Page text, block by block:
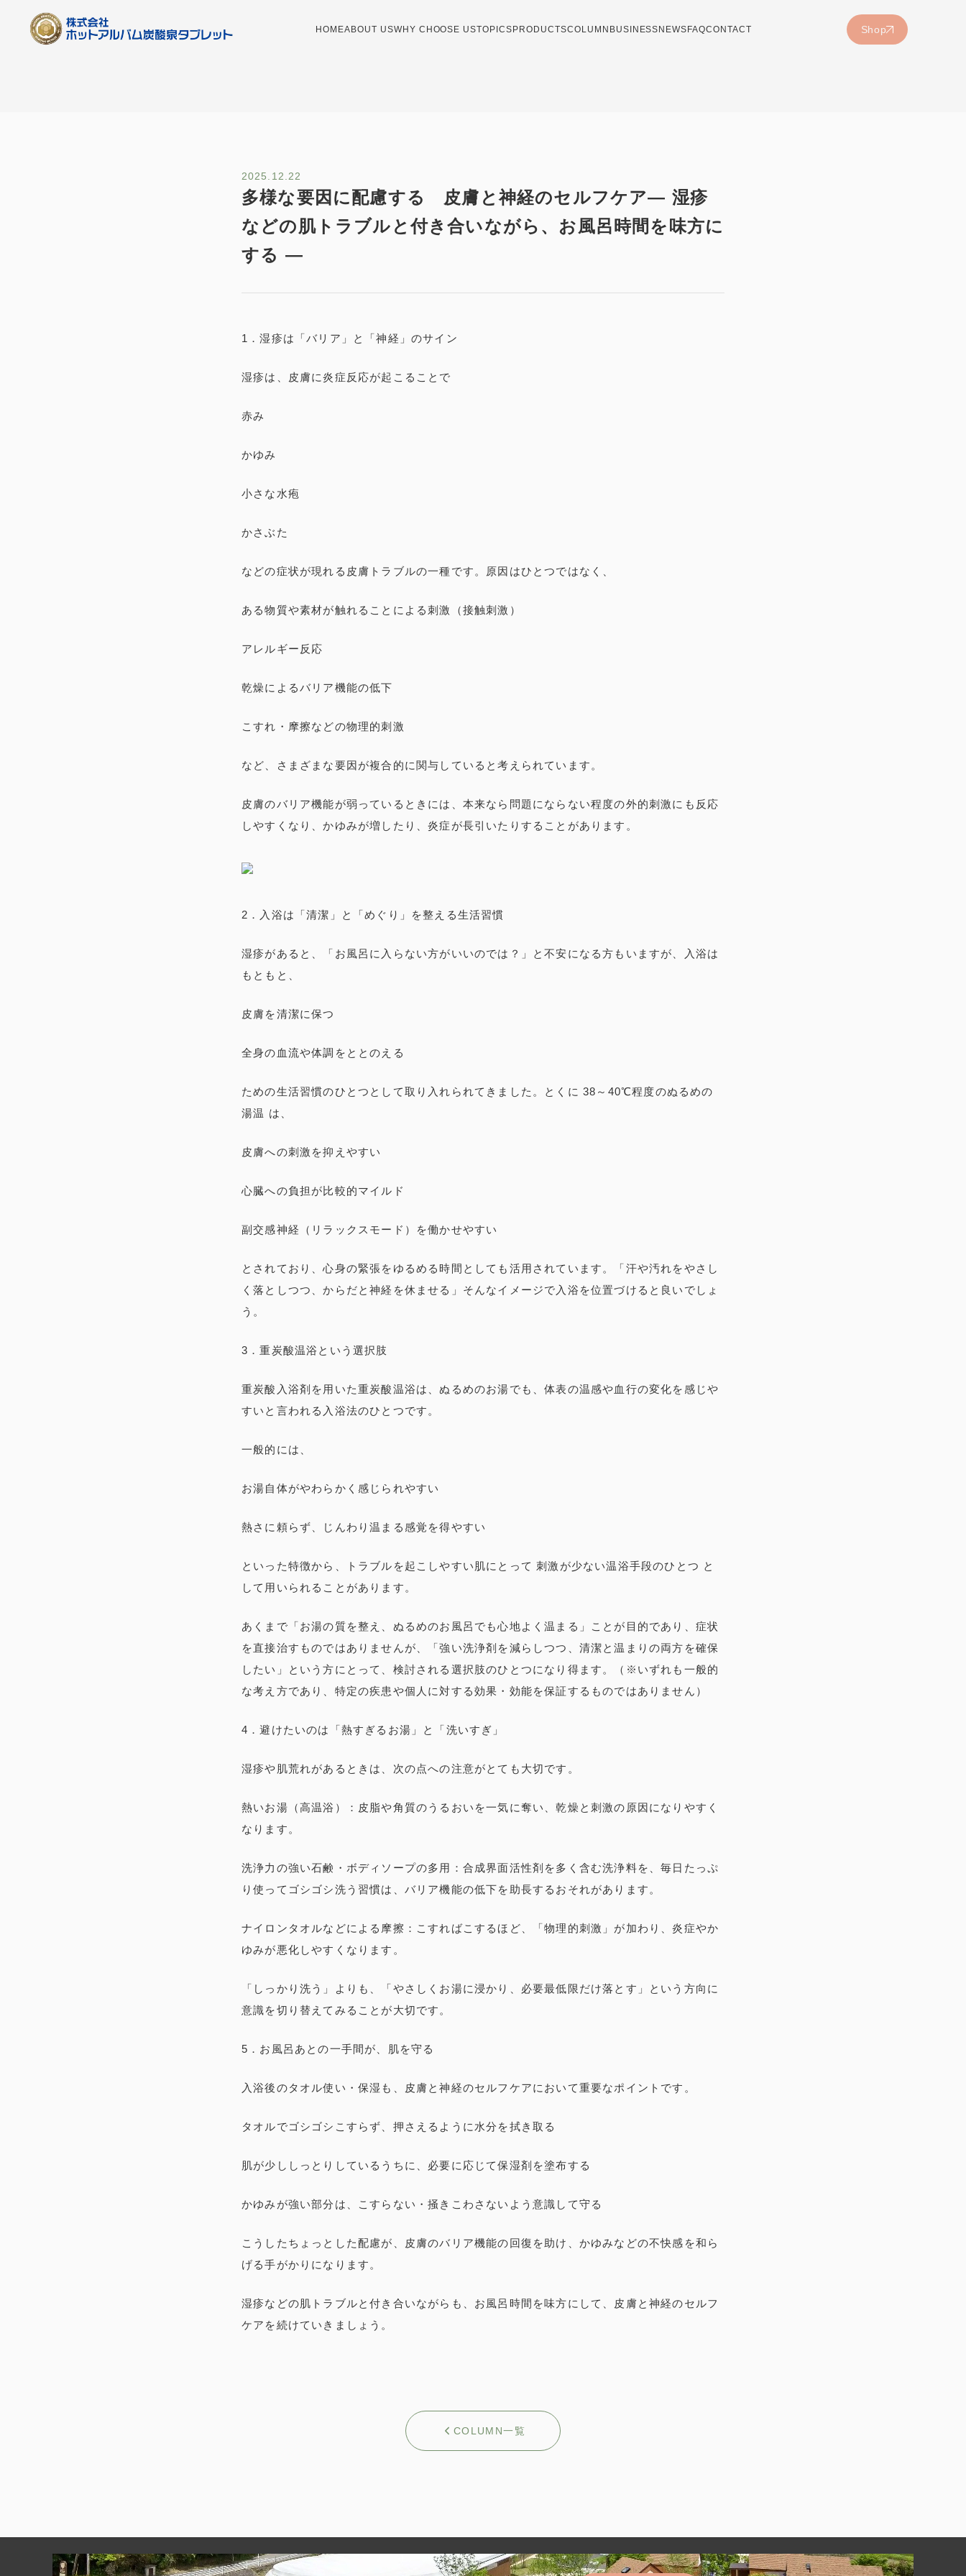
HOMEABOUT USWHY CHOOSE USTOPICS PRODUCTSCOLUMN BUSINESS NEWS FAQCONTACT Shop
2025.12.22
多様な要因に配慮する 皮膚と神経のセルフケア― 湿疹
などの肌トラブルと付き合いながら、お風呂時間を味方に
する ―
1．湿疹は「バリア」と「神経」のサイン
湿疹は、皮膚に炎症反応が起こることで
赤み
かゆみ
小さな水疱
かさぶた
などの症状が現れる皮膚トラブルの一種です。原因はひとつではなく、
ある物質や素材が触れることによる刺激（接触刺激）
アレルギー反応
乾燥によるバリア機能の低下
こすれ・摩擦などの物理的刺激
など、さまざまな要因が複合的に関与していると考えられています。
皮膚のバリア機能が弱っているときには、本来なら問題にならない程度の外的刺激にも反応
しやすくなり、かゆみが増したり、炎症が長引いたりすることがあります。
2．入浴は「清潔」と「めぐり」を整える生活習慣
湿疹があると、「お風呂に入らない方がいいのでは？」と不安になる方もいますが、入浴は
もともと、
皮膚を清潔に保つ
全身の血流や体調をととのえる
ための生活習慣のひとつとして取り入れられてきました。とくに 38～40℃程度のぬるめの
湯温 は、
皮膚への刺激を抑えやすい
心臓への負担が比較的マイルド
副交感神経（リラックスモード）を働かせやすい
とされており、心身の緊張をゆるめる時間としても活用されています。「汗や汚れをやさし
く落としつつ、からだと神経を休ませる」そんなイメージで入浴を位置づけると良いでしょ
う。
3．重炭酸温浴という選択肢
重炭酸入浴剤を用いた重炭酸温浴は、ぬるめのお湯でも、体表の温感や血行の変化を感じや
すいと言われる入浴法のひとつです。
一般的には、
お湯自体がやわらかく感じられやすい
熱さに頼らず、じんわり温まる感覚を得やすい
といった特徴から、トラブルを起こしやすい肌にとって 刺激が少ない温浴手段のひとつ と
して用いられることがあります。
あくまで「お湯の質を整え、ぬるめのお風呂でも心地よく温まる」ことが目的であり、症状
を直接治すものではありませんが、「強い洗浄剤を減らしつつ、清潔と温まりの両方を確保
したい」という方にとって、検討される選択肢のひとつになり得ます。（※いずれも一般的
な考え方であり、特定の疾患や個人に対する効果・効能を保証するものではありません）
4．避けたいのは「熱すぎるお湯」と「洗いすぎ」
湿疹や肌荒れがあるときは、次の点への注意がとても大切です。
熱いお湯（高温浴）：皮脂や角質のうるおいを一気に奪い、乾燥と刺激の原因になりやすく
なります。
洗浄力の強い石鹸・ボディソープの多用：合成界面活性剤を多く含む洗浄料を、毎日たっぷ
り使ってゴシゴシ洗う習慣は、バリア機能の低下を助長するおそれがあります。
ナイロンタオルなどによる摩擦：こすればこするほど、「物理的刺激」が加わり、炎症やか
ゆみが悪化しやすくなります。
「しっかり洗う」よりも、「やさしくお湯に浸かり、必要最低限だけ落とす」という方向に
意識を切り替えてみることが大切です。
5．お風呂あとの一手間が、肌を守る
入浴後のタオル使い・保湿も、皮膚と神経のセルフケアにおいて重要なポイントです。
タオルでゴシゴシこすらず、押さえるように水分を拭き取る
肌が少ししっとりしているうちに、必要に応じて保湿剤を塗布する
かゆみが強い部分は、こすらない・掻きこわさないよう意識して守る
こうしたちょっとした配慮が、皮膚のバリア機能の回復を助け、かゆみなどの不快感を和ら
げる手がかりになります。
湿疹などの肌トラブルと付き合いながらも、お風呂時間を味方にして、皮膚と神経のセルフ
ケアを続けていきましょう。
COLUMN一覧